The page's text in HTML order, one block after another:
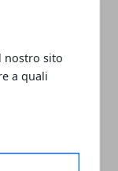
nostro sito
a quali